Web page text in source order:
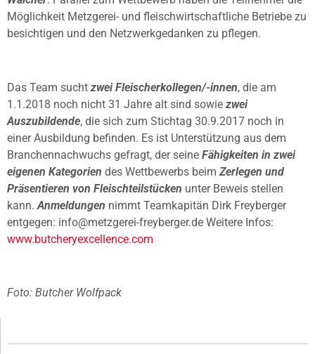
Möglichkeit Metzgerei- und fleischwirtschaftliche Betriebe zu
besichtigen und den Netzwerkgedanken zu pflegen.
Das Team sucht zwei Fleischerkollegen/-innen, die am
1.1.2018 noch nicht 31 Jahre alt sind sowie zwei
Auszubildende, die sich zum Stichtag 30.9.2017 noch in
einer Ausbildung befinden. Es ist Unterstützung aus dem
Branchennachwuchs gefragt, der seine Fähigkeiten in zwei
eigenen Kategorien des Wettbewerbs beim Zerlegen und
Präsentieren von Fleischteilstücken unter Beweis stellen
kann. Anmeldungen nimmt Teamkapitän Dirk Freyberger
entgegen: info@metzgerei-freyberger.de Weitere Infos:
www.butcheryexcellence.com
Foto: Butcher Wolfpack